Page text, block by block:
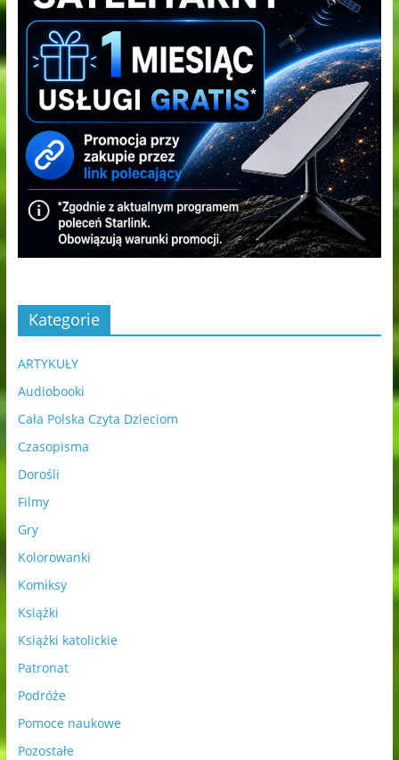
Kategorie
ARTYKUŁY
Audiobooki
Cała Polska Czyta Dzieciom
Czasopisma
Dorośli
Filmy
Gry
Kolorowanki
Komiksy
Książki
Książki katolickie
Patronat
Podróże
Pomoce naukowe
Pozostałe